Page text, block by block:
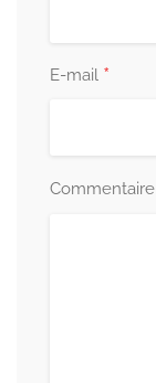
E-mail *
Commentaire